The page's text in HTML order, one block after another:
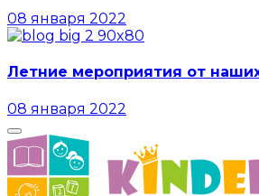
08 января 2022
Летние мероприятия от
08 января 2022